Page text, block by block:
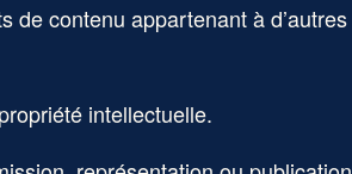
de contenu appartenant à d’autres
intellectuelle.